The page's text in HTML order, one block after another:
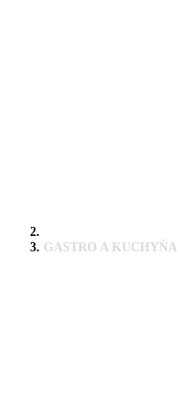
GASTRO A KUCHYŇA